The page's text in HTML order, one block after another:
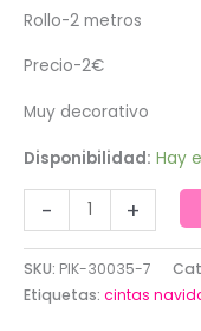
2,00€.
Rollo-2 metros
Precio-2€
Muy decorativo
Disponibilidad: Hay
-
de
cordón
plata
+
SKU: PIK-30035-7
Etiquetas: cintas